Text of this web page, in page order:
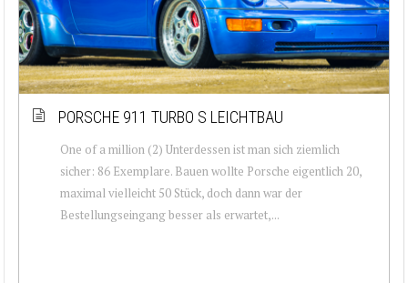
PORSCHE 911 TURBO S LEICHTBAU
One of a million (2) Unterdessen ist man sich ziemlich
sicher: 86 Exemplare. Bauen wollte Porsche eigentlich 20,
maximal vielleicht 50 Stück, doch dann war der
Bestellungseingang besser als erwartet,...